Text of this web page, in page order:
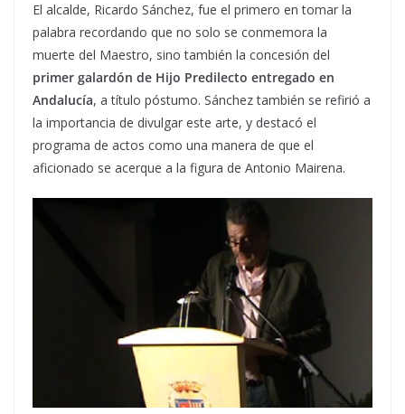
El alcalde, Ricardo Sánchez, fue el primero en tomar la
palabra recordando que no solo se conmemora la
muerte del Maestro, sino también la concesión del
primer galardón de Hijo Predilecto entregado en
Andalucía, a título póstumo. Sánchez también se refirió a
la importancia de divulgar este arte, y destacó el
programa de actos como una manera de que el
aficionado se acerque a la figura de Antonio Mairena.